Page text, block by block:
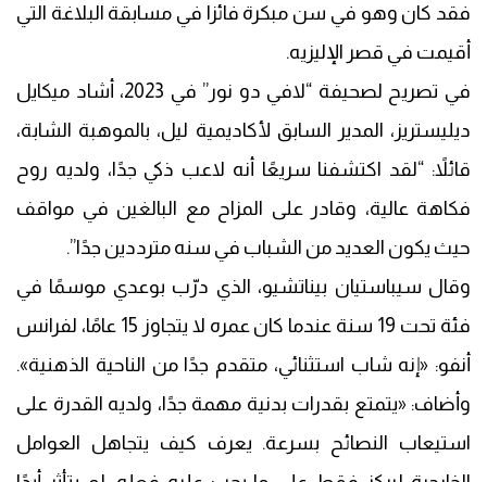
فقد كان وهو في سن مبكرة فائزا في مسابقة البلاغة التي
أقيمت في قصر الإليزيه.
في تصريح لصحيفة “لافي دو نور” في 2023، أشاد ميكايل
ديليستريز، المدير السابق لأكاديمية ليل، بالموهبة الشابة،
قائلاً: “لقد اكتشفنا سريعًا أنه لاعب ذكي جدًا، ولديه روح
فكاهة عالية، وقادر على المزاح مع البالغين في مواقف
حيث يكون العديد من الشباب في سنه مترددين جدًا”.
وقال سيباستيان بيناتشيو، الذي درّب بوعدي موسمًا في
فئة تحت 19 سنة عندما كان عمره لا يتجاوز 15 عامًا، لفرانس
أنفو: «إنه شاب استثنائي، متقدم جدًا من الناحية الذهنية».
وأضاف: «يتمتع بقدرات بدنية مهمة جدًا، ولديه القدرة على
استيعاب النصائح بسرعة. يعرف كيف يتجاهل العوامل